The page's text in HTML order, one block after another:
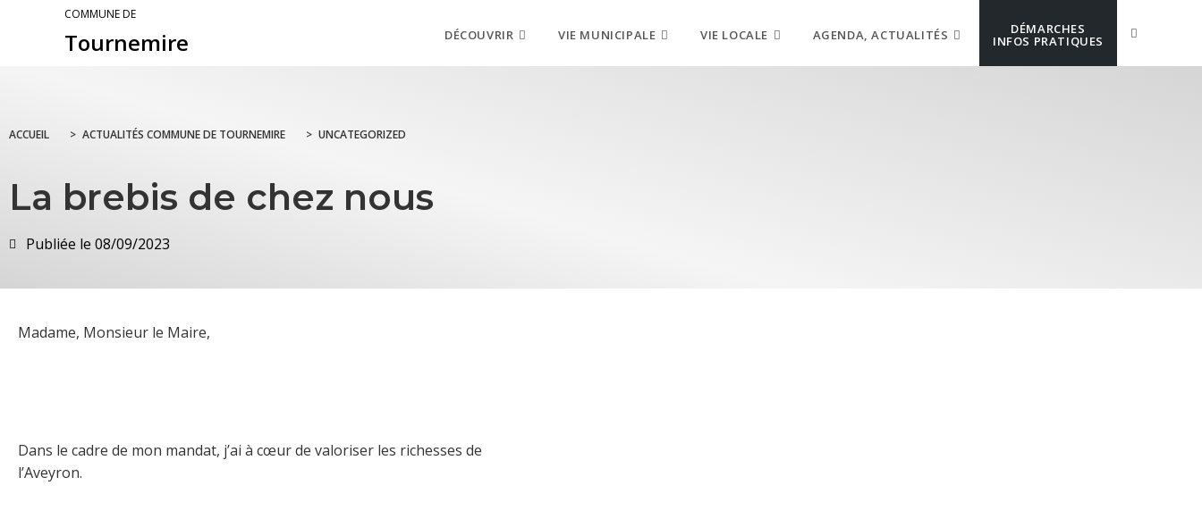
COMMUNE DE
Tournemire DÉCOUVRIR VIE MUNICIPALE VIE LOCALE AGENDA, ACTUALITÉS DÉMARCHES
INFOS PRATIQUES
ACCUEIL > ACTUALITÉS COMMUNE DE TOURNEMIRE > UNCATEGORIZED
La brebis de chez nous
Publiée le 08/09/2023
Madame, Monsieur le Maire,
Dans le cadre de mon mandat, j’ai à cœur de valoriser les richesses de
l’Aveyron.